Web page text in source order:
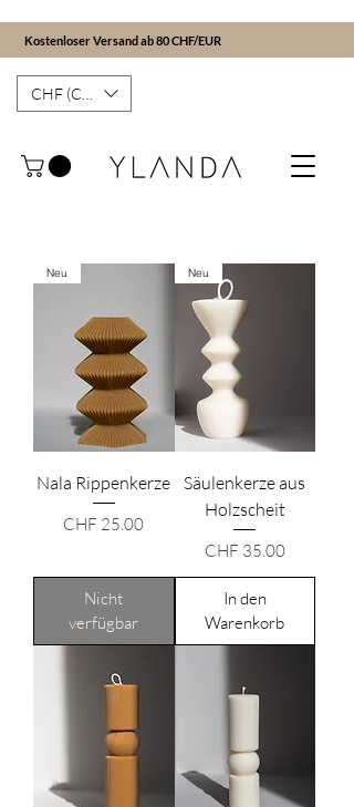
Kostenloser Versand ab 80 CHF/EUR
CHF (CHF)
Neu
Nala Rippenkerze
Preis
CHF 25.00
Nicht
verfügbar
Neu
Säulenkerze aus
Holzscheit
Preis
CHF 35.00
In den
Warenkorb